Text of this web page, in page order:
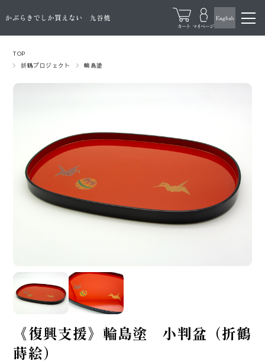
TOP
折鶴プロジェクト
輪島塗
《復興支援》輪島塗 小判盆（折鶴
蒔絵）